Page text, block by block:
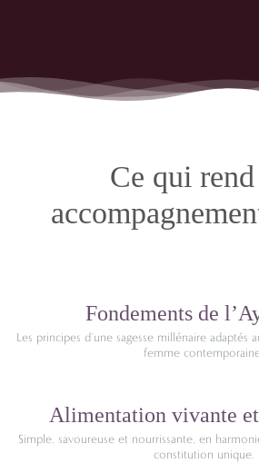
Ce qui
Fondements de
Les principes d’une sagesse millénaire adaptés
femme
Alimentation vivante
Simple, savoureuse et nourrissante, en
constitution unique.